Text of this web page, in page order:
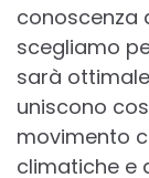
conoscenza
scegliamo
sarà
uniscono
movimento
climatiche e